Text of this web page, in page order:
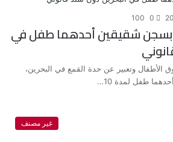
0
100
بسجن شقيقين أحدهما طفل في
الأطفال وتعبير عن حدة القمع في البحرين،
طفل لمدة 10…
غير مصنف